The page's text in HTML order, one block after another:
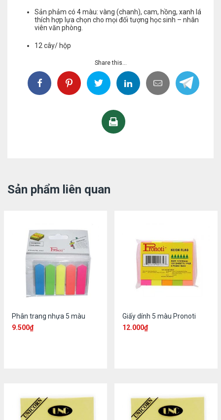
Sản phảm có 4 màu: vàng (chanh), cam, hồng, xanh lá
thích hợp lựa chọn cho mọi đối tượng học sinh – nhân
viên văn phòng.
12 cây/ hộp
Share this...
Sản phẩm liên quan
Phân trang nhựa 5 màu
9.500₫
Giấy dính 5 màu Pronoti
12.000₫